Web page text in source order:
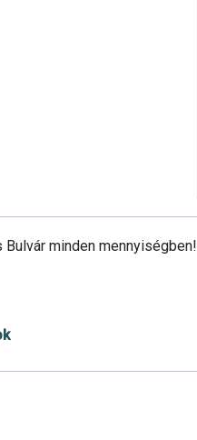
minden mennyiségben!